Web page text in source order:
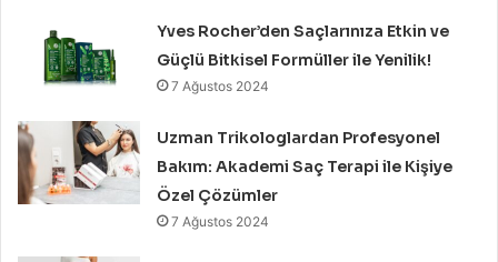
Yves Rocher’den Saçlarınıza Etkin ve
Güçlü Bitkisel Formüller ile Yenilik!
7 Ağustos 2024
Uzman Trikologlardan Profesyonel
Bakım: Akademi Saç Terapi ile Kişiye
Özel Çözümler
7 Ağustos 2024